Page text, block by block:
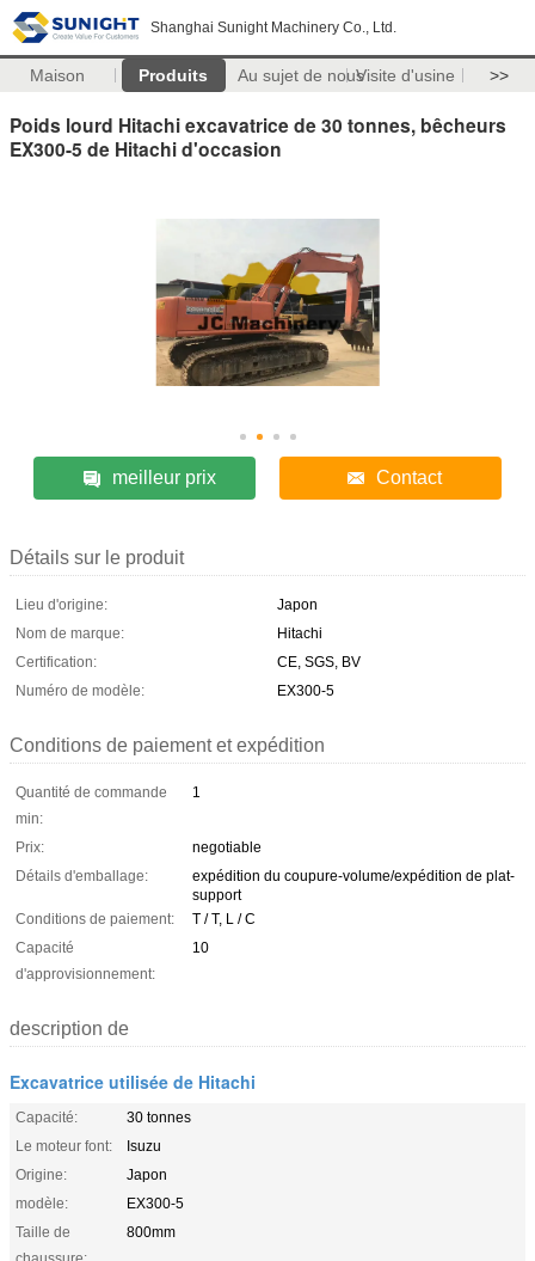
Shanghai Sunight Machinery Co., Ltd.
Maison Produits Au sujet de nousVisite d'usine >>
Poids lourd Hitachi excavatrice de 30 tonnes, bêcheurs
EX300-5 de Hitachi d'occasion
meilleur prix Contact
Détails sur le produit
Lieu d'origine:
Japon
Nom de marque:
Hitachi
Certification:
CE, SGS, BV
Numéro de modèle:
EX300-5
Conditions de paiement et expédition
Quantité de commande
min:
1
Prix:
negotiable
Détails d'emballage:
expédition du coupure-volume/expédition de plat-
support
Conditions de paiement:
T / T, L / C
Capacité
d'approvisionnement:
10
description de
Excavatrice utilisée de Hitachi
Capacité:
30 tonnes
Le moteur font:
Isuzu
Origine:
Japon
modèle:
EX300-5
Taille de
800mm